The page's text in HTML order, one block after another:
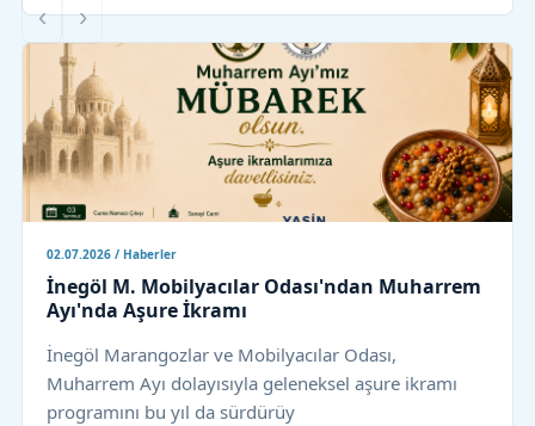
02.07.2026 / Haberler
İnegöl M. Mobilyacılar Odası'ndan Muharrem
Ayı'nda Aşure İkramı
İnegöl Marangozlar ve Mobilyacılar Odası,
Muharrem Ayı dolayısıyla geleneksel aşure ikramı
programını bu yıl da sürdürüy
‹ ›